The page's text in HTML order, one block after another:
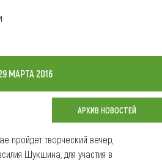
МАРТА 2016
АРХИВ НОВОСТЕЙ
пройдет творческий вечер,
Шукшина, для участия в